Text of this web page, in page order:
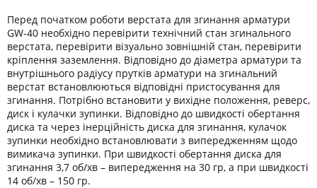
Перед початком роботи верстата для згинання арматури
GW-40 необхідно перевірити технічний стан згинального
верстата, перевірити візуально зовнішній стан, перевірити
кріплення заземлення. Відповідно до діаметра арматури та
внутрішнього радіусу прутків арматури на згинальний
верстат встановлюються відповідні пристосування для
згинання. Потрібно встановити у вихідне положення, реверс,
диск і кулачки зупинки. Відповідно до швидкості обертання
диска та через інерційність диска для згинання, кулачок
зупинки необхідно встановлювати з випередженням щодо
вимикача зупинки. При швидкості обертання диска для
згинання 3,7 об/хв – випередження на 30 гр, а при швидкості
14 об/хв – 150 гр.